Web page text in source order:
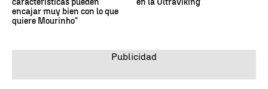
encajar muy bien con lo que
quiere Mourinho"